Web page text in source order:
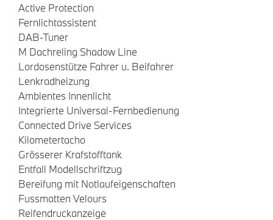
Active Protection
Fernlichtassistent
DAB-Tuner
M Dachreling Shadow Line
Lordosenstütze Fahrer u. Beifahrer
Lenkradheizung
Ambientes Innenlicht
Integrierte Universal-Fernbedienung
Connected Drive Services
Kilometertacho
Grösserer Krafstofftank
Entfall Modellschriftzug
Bereifung mit Notlaufeigenschaften
Fussmatten Velours
Reifendruckanzeige